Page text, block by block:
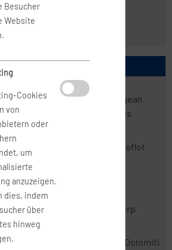
ACT
Aegean
Airlines
Lingus Aeroflot
Albania
Antwerp
Air Dolomiti
Besucher
Website
Cookies
von
oder
um
anzuzeigen.
dies, indem
über
hinweg